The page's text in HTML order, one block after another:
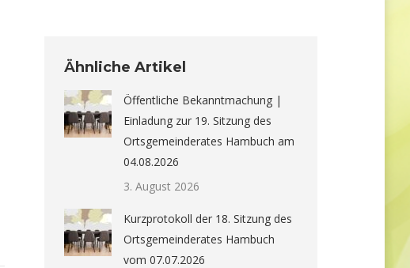
Ähnliche Artikel
Öffentliche Bekanntmachung |
Einladung zur 19. Sitzung des
Ortsgemeinderates Hambuch am
04.08.2026
3. August 2026
Kurzprotokoll der 18. Sitzung des
Ortsgemeinderates Hambuch
vom 07.07.2026